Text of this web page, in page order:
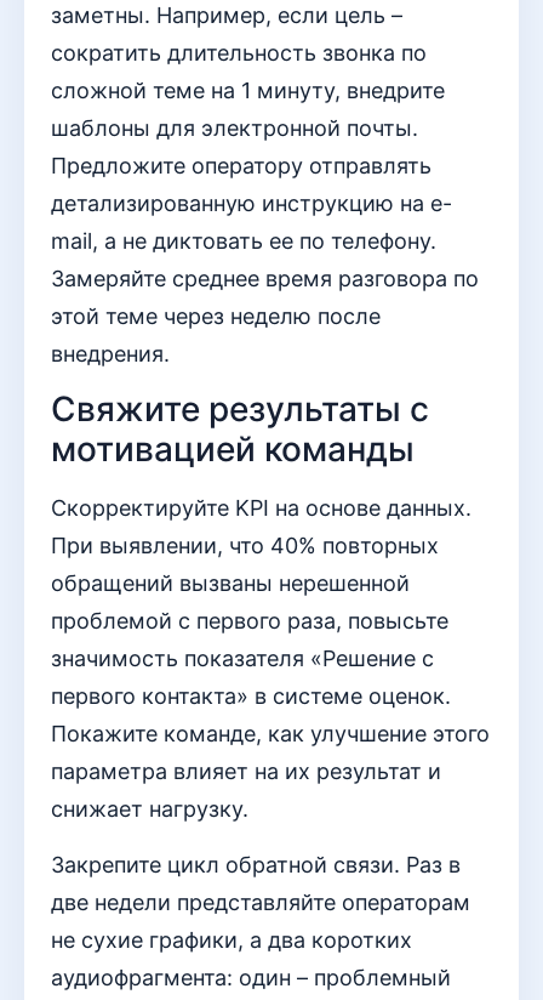
заметны. Например, если цель –
сократить длительность звонка по
сложной теме на 1 минуту, внедрите
шаблоны для электронной почты.
Предложите оператору отправлять
детализированную инструкцию на e-
mail, а не диктовать ее по телефону.
Замеряйте среднее время разговора по
этой теме через неделю после
внедрения.
Свяжите результаты с
мотивацией команды
Скорректируйте KPI на основе данных.
При выявлении, что 40% повторных
обращений вызваны нерешенной
проблемой с первого раза, повысьте
значимость показателя «Решение с
первого контакта» в системе оценок.
Покажите команде, как улучшение этого
параметра влияет на их результат и
снижает нагрузку.
Закрепите цикл обратной связи. Раз в
две недели представляйте операторам
не сухие графики, а два коротких
аудиофрагмента: один – проблемный